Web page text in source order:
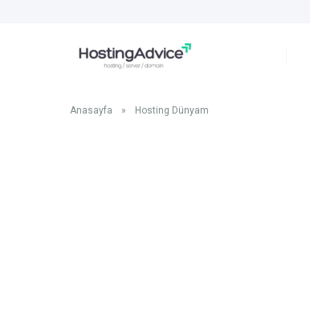
Anasayfa » Hosting Dünyam